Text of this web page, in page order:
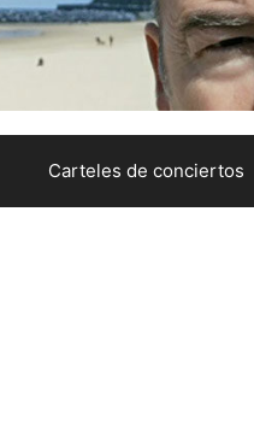
Carteles de conciertos